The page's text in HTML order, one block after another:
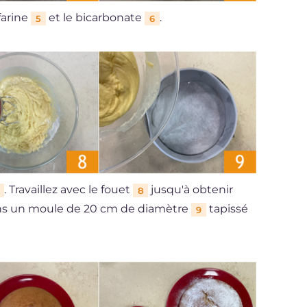
5 et le bicarbonate 6 .
. Travaillez avec le fouet 8
jusqu'à obtenir
un moule de 20 cm de diamètre
9 tapissé